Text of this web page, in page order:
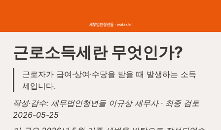
근로소득세란 무엇인가?
근로자가 급여·상여·수당을 받을 때 발생하는 소득
세입니다.
작성·감수: 세무법인청년들 이규상 세무사 · 최종 검토
2026-05-25